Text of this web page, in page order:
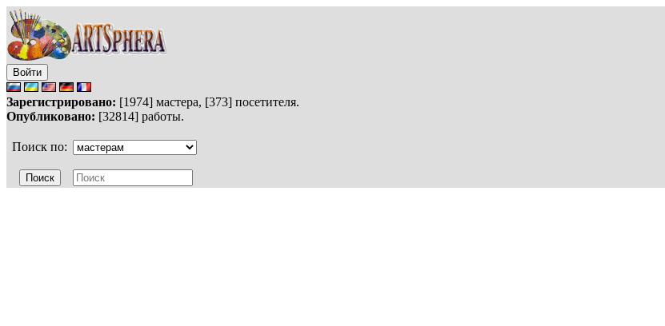
Войти
Зарегистрировано: [1974] мастера, [373] посетителя.
Опубликовано: [32814] работы.
Поиск по: